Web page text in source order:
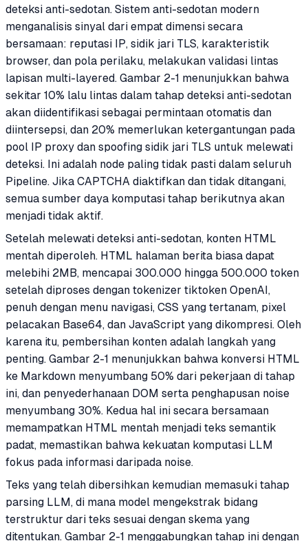
deteksi anti-sedotan. Sistem anti-sedotan modern
menganalisis sinyal dari empat dimensi secara
bersamaan: reputasi IP, sidik jari TLS, karakteristik
browser, dan pola perilaku, melakukan validasi lintas
lapisan multi-layered. Gambar 2-1 menunjukkan bahwa
sekitar 10% lalu lintas dalam tahap deteksi anti-sedotan
akan diidentifikasi sebagai permintaan otomatis dan
diintersepsi, dan 20% memerlukan ketergantungan pada
pool IP proxy dan spoofing sidik jari TLS untuk melewati
deteksi. Ini adalah node paling tidak pasti dalam seluruh
Pipeline. Jika CAPTCHA diaktifkan dan tidak ditangani,
semua sumber daya komputasi tahap berikutnya akan
menjadi tidak aktif.
Setelah melewati deteksi anti-sedotan, konten HTML
mentah diperoleh. HTML halaman berita biasa dapat
melebihi 2MB, mencapai 300.000 hingga 500.000 token
setelah diproses dengan tokenizer tiktoken OpenAI,
penuh dengan menu navigasi, CSS yang tertanam, pixel
pelacakan Base64, dan JavaScript yang dikompresi. Oleh
karena itu, pembersihan konten adalah langkah yang
penting. Gambar 2-1 menunjukkan bahwa konversi HTML
ke Markdown menyumbang 50% dari pekerjaan di tahap
ini, dan penyederhanaan DOM serta penghapusan noise
menyumbang 30%. Kedua hal ini secara bersamaan
memampatkan HTML mentah menjadi teks semantik
padat, memastikan bahwa kekuatan komputasi LLM
fokus pada informasi daripada noise.
Teks yang telah dibersihkan kemudian memasuki tahap
parsing LLM, di mana model mengekstrak bidang
terstruktur dari teks sesuai dengan skema yang
ditentukan. Gambar 2-1 menggabungkan tahap ini dengan